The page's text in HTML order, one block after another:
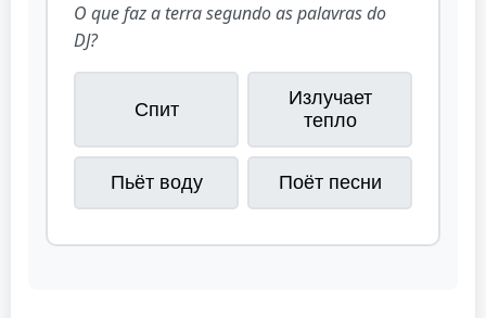
O que faz a terra segundo as palavras do
DJ?
Спит
Излучает
тепло
Пьёт воду Поёт песни